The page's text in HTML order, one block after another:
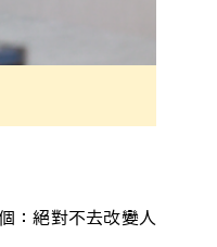
：絕對不去改變人